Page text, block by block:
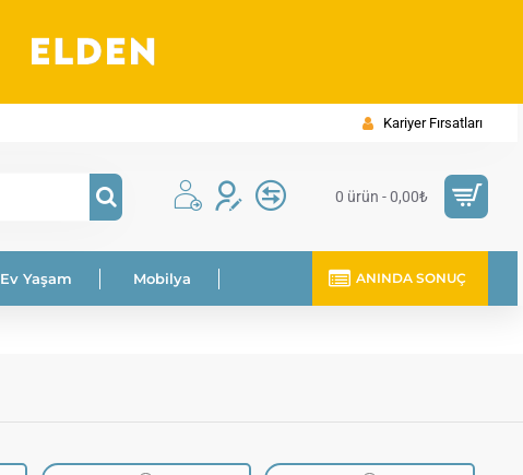
Kariyer Fırsatları
0 ürün - 0,00₺
Ev Yaşam Mobilya ANINDA SONUÇ